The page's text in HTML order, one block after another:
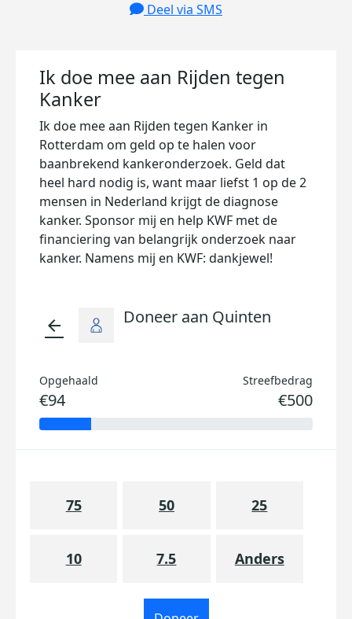
Deel via SMS
Ik doe mee aan Rijden tegen
Kanker
Ik doe mee aan Rijden tegen Kanker in
Rotterdam om geld op te halen voor
baanbrekend kankeronderzoek. Geld dat
heel hard nodig is, want maar liefst 1 op de 2
mensen in Nederland krijgt de diagnose
kanker. Sponsor mij en help KWF met de
financiering van belangrijk onderzoek naar
kanker. Namens mij en KWF: dankjewel!
arrow_back Doneer aan Quinten
Opgehaald
€94
Streefbedrag
€500
75 50 25
10 7.5 Anders